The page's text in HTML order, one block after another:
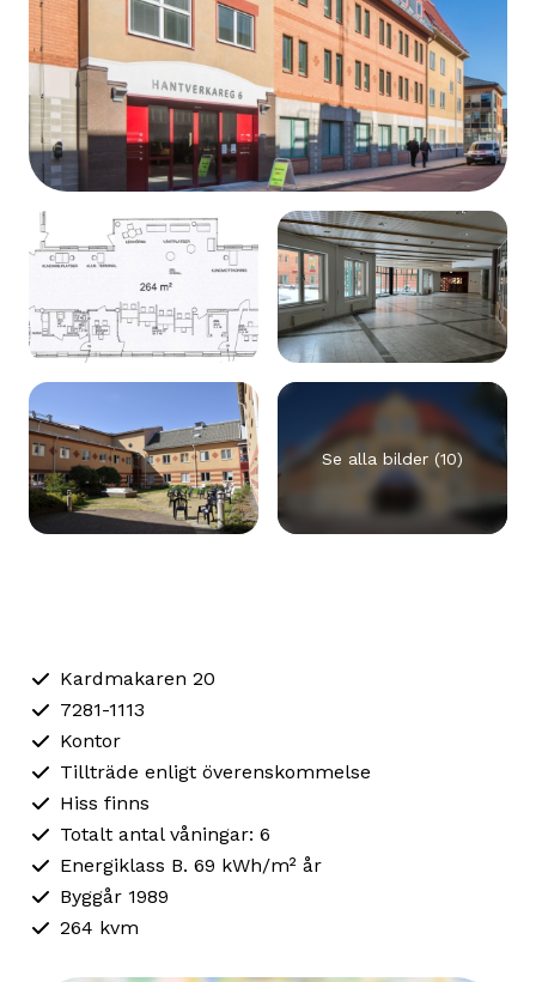
Se alla bilder (10)
Kardmakaren 20
7281-1113
Kontor
Tillträde enligt överenskommelse
Hiss finns
Totalt antal våningar: 6
Energiklass B. 69 kWh/m² år
Byggår 1989
264 kvm